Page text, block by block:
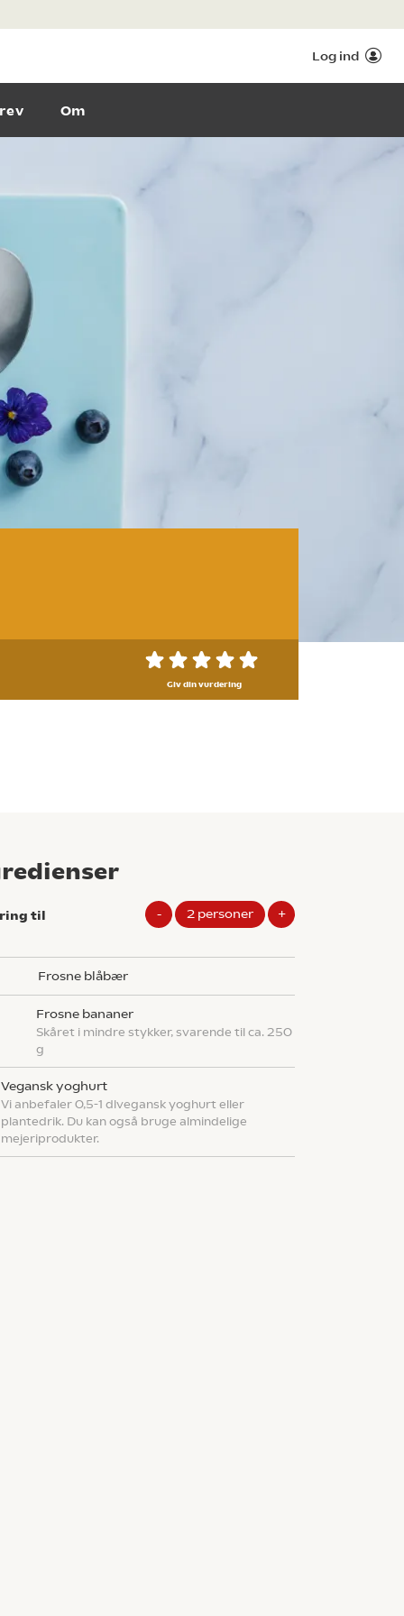
Log ind
Om
Giv din vurdering
til - 2 personer +
frosne blåbær
frosne bananer
skåret i mindre stykker, svarende til ca. 250
g
vegansk yoghurt
vi anbefaler 0,5-1 dlvegansk yoghurt eller
plantedrik. Du kan også bruge almindelige
mejeriprodukter.